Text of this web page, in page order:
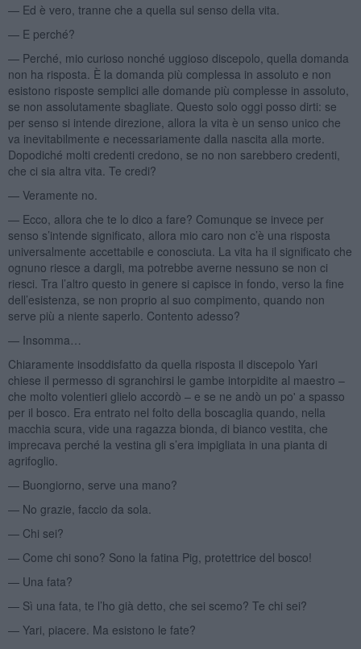
— Ed è vero, tranne che a quella sul senso della vita.
— E perché?
— Perché, mio curioso nonché uggioso discepolo, quella domanda
non ha risposta. È la domanda più complessa in assoluto e non
esistono risposte semplici alle domande più complesse in assoluto,
se non assolutamente sbagliate. Questo solo oggi posso dirti: se
per senso si intende direzione, allora la vita è un senso unico che
va inevitabilmente e necessariamente dalla nascita alla morte.
Dopodiché molti credenti credono, se no non sarebbero credenti,
che ci sia altra vita. Te credi?
— Veramente no.
— Ecco, allora che te lo dico a fare? Comunque se invece per
senso s’intende significato, allora mio caro non c’è una risposta
universalmente accettabile e conosciuta. La vita ha il significato che
ognuno riesce a dargli, ma potrebbe averne nessuno se non ci
riesci. Tra l’altro questo in genere si capisce in fondo, verso la fine
dell’esistenza, se non proprio al suo compimento, quando non
serve più a niente saperlo. Contento adesso?
— Insomma…
Chiaramente insoddisfatto da quella risposta il discepolo Yari
chiese il permesso di sgranchirsi le gambe intorpidite al maestro –
che molto volentieri glielo accordò – e se ne andò un po' a spasso
per il bosco. Era entrato nel folto della boscaglia quando, nella
macchia scura, vide una ragazza bionda, di bianco vestita, che
imprecava perché la vestina gli s’era impigliata in una pianta di
agrifoglio.
— Buongiorno, serve una mano?
— No grazie, faccio da sola.
— Chi sei?
— Come chi sono? Sono la fatina Pig, protettrice del bosco!
— Una fata?
— Sì una fata, te l’ho già detto, che sei scemo? Te chi sei?
— Yari, piacere. Ma esistono le fate?